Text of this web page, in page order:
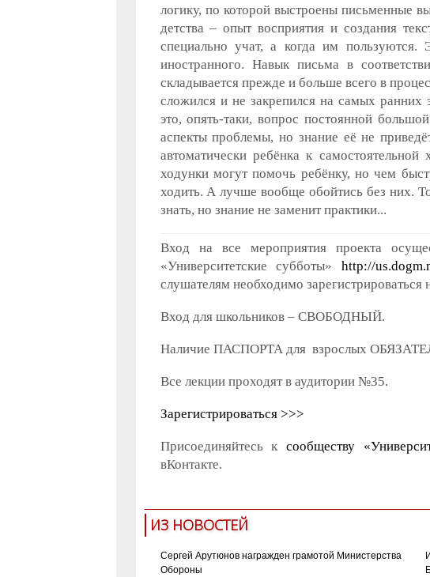
логику, по которой выстроены письменные
детства – опыт восприятия и создания
специально учат, а когда им пользуются.
иностранного. Навык письма в
складывается прежде и больше всего в
сложился и не закрепился на самых ранних
это, опять-таки, вопрос постоянной
аспекты проблемы, но знание её не
автоматически ребёнка к
ходунки могут помочь ребёнку, но чем
ходить. А лучше вообще обойтись без них.
знать, но знание не заменит практики...
Вход на все мероприятия проекта
«Университетские субботы» http://
слушателям необходимо зарегистрироваться
Вход для школьников – СВОБОДНЫЙ.
Наличие ПАСПОРТА для взрослых
Все лекции проходят в аудитории №35.
Зарегистрироваться >>>
Присоединяйтесь ксообществу
вКонтакте.
ИЗ НОВОСТЕЙ
Сергей Арутюнов награжден грамотой Министерства
Обороны